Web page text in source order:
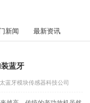
新闻 最新资讯
蓝牙
蓝牙模块传感器科技公司